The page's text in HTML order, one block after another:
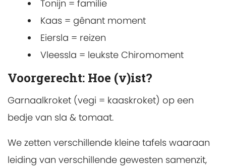
Tonijn = familie
Kaas = gênant moment
Eiersla = reizen
Vleessla = leukste Chiromoment
Voorgerecht: Hoe (v)ist?
Garnaalkroket (vegi = kaaskroket) op een
bedje van sla & tomaat.
We zetten verschillende kleine tafels waaraan
leiding van verschillende gewesten samenzit,